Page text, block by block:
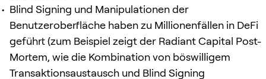
Blind Signing und Manipulationen der
Benutzeroberfläche haben zu Millionenfällen in DeFi
geführt (zum Beispiel zeigt der Radiant Capital Post-
Mortem, wie die Kombination von böswilligem
Transaktionsaustausch und Blind Signing